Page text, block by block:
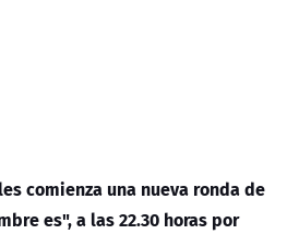
comienza una nueva ronda de
es", a las 22.30 horas por